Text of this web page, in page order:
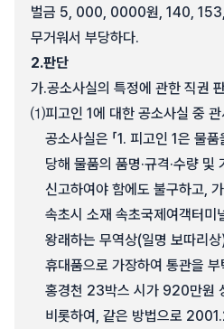
벌금 5, 000, 0000원, 140,
무거워서 부당하다.
2.판단
가.공소사실의 특정에 관한 직권
⑴피고인 1에 대한 공소사실 중
공소사실은 「1. 피고인 1은 물
당해 물품의 품명·규격·수량 및
신고하여야 함에도 불구하고,
속초시 소재 속초국제여객터미
왕래하는 무역상(일명 보따리
휴대품으로 가장하여 통관을
홍경천 23박스 시가 920만원
비롯하여, 같은 방법으로